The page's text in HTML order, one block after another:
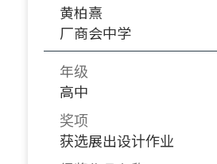
黄柏熹
厂商会中学
年级
高中
奖项
获选展出设计作业